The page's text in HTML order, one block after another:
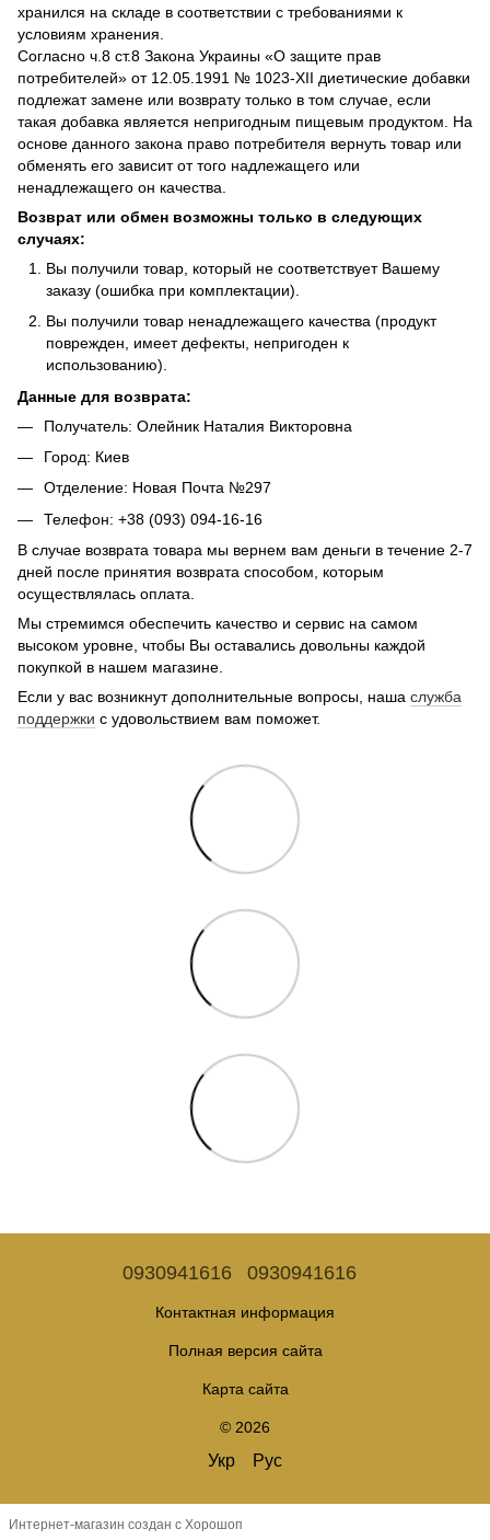
хранился на складе в соответствии с требованиями к
условиям хранения.
Согласно ч.8 ст.8 Закона Украины «О защите прав
потребителей» от 12.05.1991 № 1023-ХII диетические добавки
подлежат замене или возврату только в том случае, если
такая добавка является непригодным пищевым продуктом. На
основе данного закона право потребителя вернуть товар или
обменять его зависит от того надлежащего или
ненадлежащего он качества.
Возврат или обмен возможны только в следующих
случаях:
Вы получили товар, который не соответствует Вашему
заказу (ошибка при комплектации).
Вы получили товар ненадлежащего качества (продукт
поврежден, имеет дефекты, непригоден к
использованию).
Данные для возврата:
Получатель: Олейник Наталия Викторовна
Город: Киев
Отделение: Новая Почта №297
Телефон: +38 (093) 094-16-16
В случае возврата товара мы вернем вам деньги в течение 2-7
дней после принятия возврата способом, которым
осуществлялась оплата.
Мы стремимся обеспечить качество и сервис на самом
высоком уровне, чтобы Вы оставались довольны каждой
покупкой в нашем магазине.
Если у вас возникнут дополнительные вопросы, наша служба
поддержки с удовольствием вам поможет.
0930941616 0930941616
Контактная информация
Полная версия сайта
Карта сайта
© 2026
Укр Рус
Интернет-магазин создан с Хорошоп